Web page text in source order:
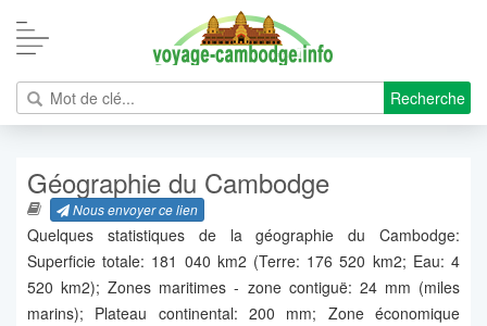
Recherche
Géographie du Cambodge
Nous envoyer ce lien
Quelques statistiques de la géographie du Cambodge:
Superficie totale: 181 040 km2 (Terre: 176 520 km2; Eau: 4
520 km2); Zones maritimes - zone contiguë: 24 mm (miles
marins); Plateau continental: 200 mm; Zone économique